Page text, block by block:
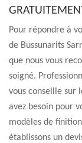
Pour répondre à
de Bussunarits
que nous vous
soigné.
vous conseille sur
avez besoin pour
modèles de
établissons un